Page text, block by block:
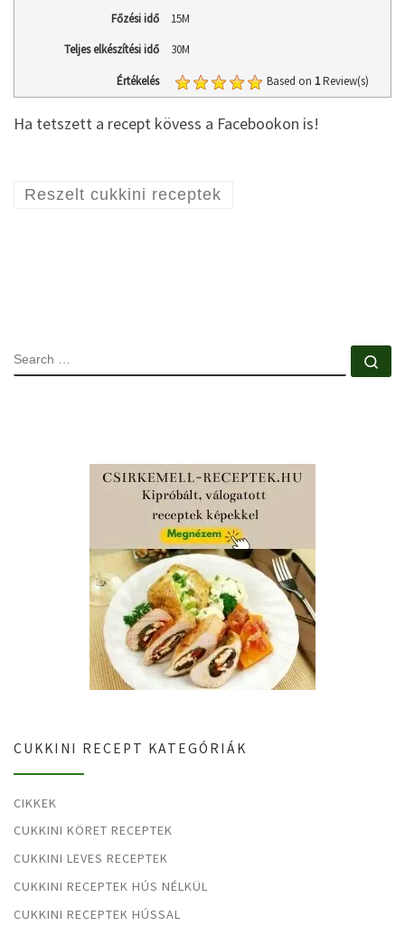
Főzési idő 15M
Teljes elkészítési idő 30M
Értékelés Based on 1Review(s)
Ha tetszett a recept kövess a Facebookon is!
Reszelt cukkini receptek
SEARCH
CUKKINI RECEPT KATEGÓRIÁK
CIKKEK
CUKKINI KÖRET RECEPTEK
CUKKINI LEVES RECEPTEK
CUKKINI RECEPTEK HÚS NÉLKÜL
CUKKINI RECEPTEK HÚSSAL